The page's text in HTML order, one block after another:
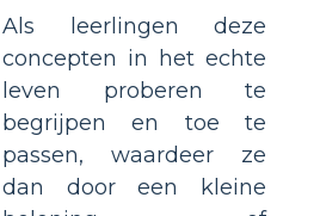
Als leerlingen deze
concepten in het echte
leven proberen te
begrijpen en toe te
passen, waardeer ze
dan door een kleine